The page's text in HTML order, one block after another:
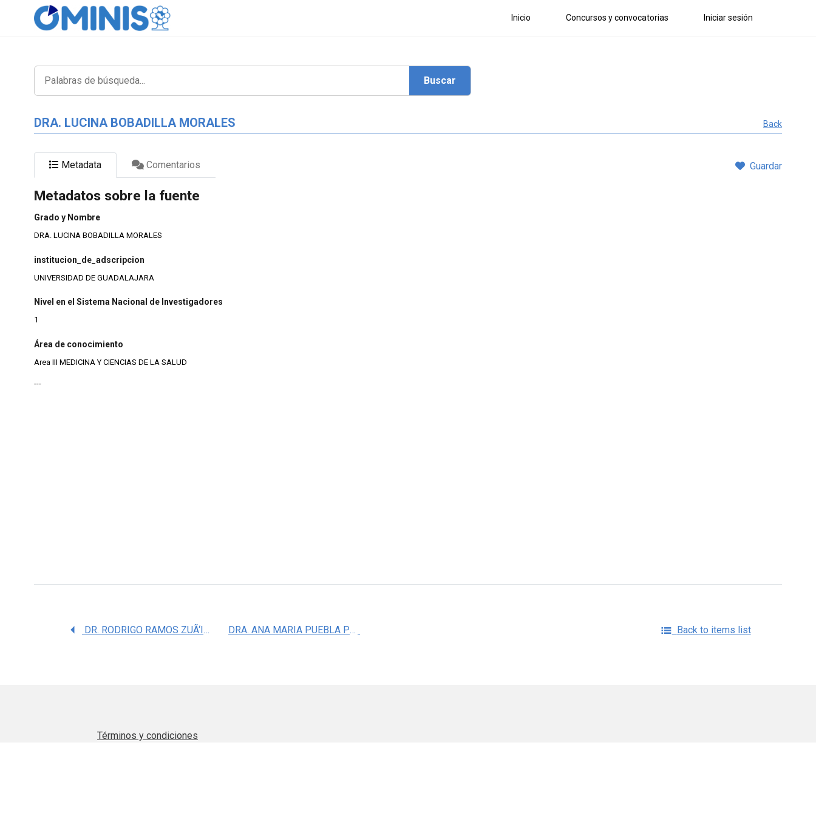
Inicio Concursos y convocatorias Iniciar sesión
DRA. LUCINA BOBADILLA MORALES Back
Metadata Comentarios Guardar
Metadatos sobre la fuente
Grado y Nombre
DRA. LUCINA BOBADILLA MORALES
institucion_de_adscripcion
UNIVERSIDAD DE GUADALAJARA
Nivel en el Sistema Nacional de Investigadores
1
Área de conocimiento
Area III MEDICINA Y CIENCIAS DE LA SALUD
---
DR. RODRIGO RAMOS ZUÃ‘IGA DRA. ANA MARIA PUEBLA PEREZ Back to items list
Términos y condiciones